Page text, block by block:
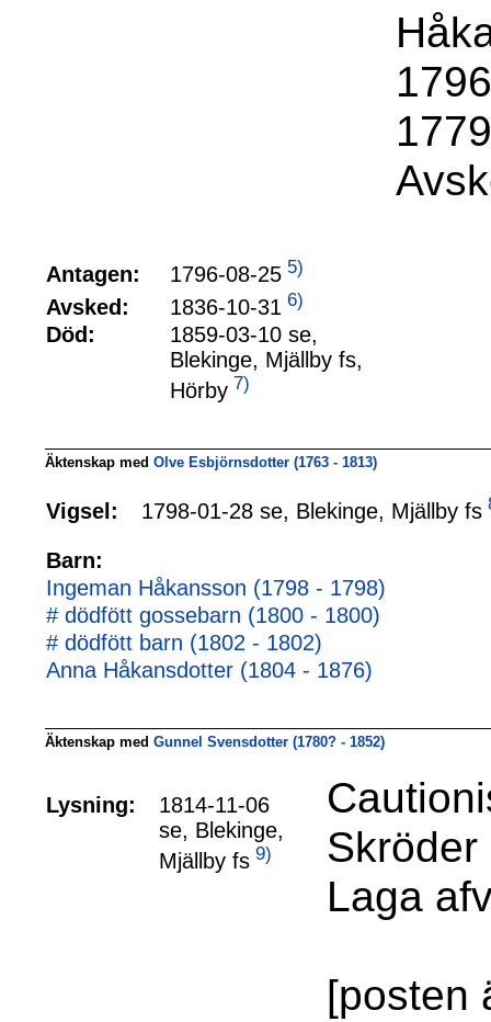
Antagen: 1796-08-25 5)
Avsked: 1836-10-31 6)
Död:
1859-03-10 se,
Blekinge, Mjällby fs,
Hörby 7)
Äktenskap med Olve Esbjörnsdotter (1763 - 1813)
Vigsel: 1798-01-28 se, Blekinge, Mjällby fs
Barn:
Ingeman Håkansson (1798 - 1798)
# dödfött gossebarn (1800 - 1800)
# dödfött barn (1802 - 1802)
Anna Håkansdotter (1804 - 1876)
Äktenskap med Gunnel Svensdotter (1780? - 1852)
Lysning:
1814-11-06
se, Blekinge,
Mjällby fs 9)
Laga
[posten